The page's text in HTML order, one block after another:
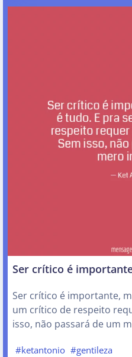
Ser crítico é
Ser crítico é importante,
um crítico de respeito
isso, não passará de um
#ketantonio #gentileza